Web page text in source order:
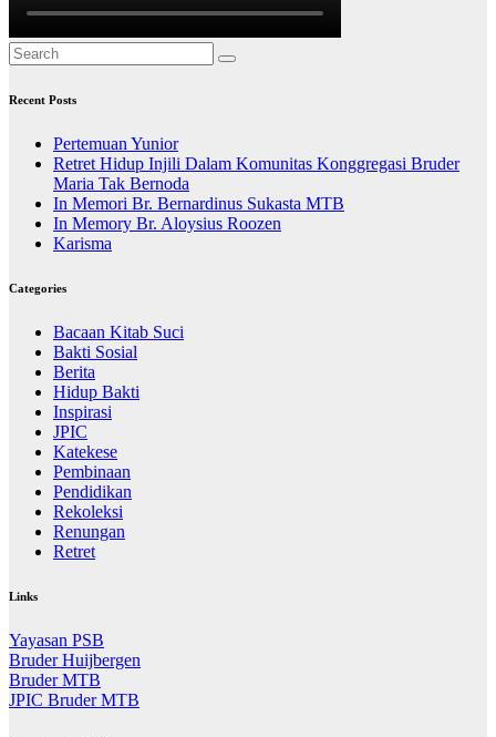
Recent Posts
Pertemuan Yunior
Retret Hidup Injili Dalam Komunitas Konggregasi Bruder
Maria Tak Bernoda
In Memori Br. Bernardinus Sukasta MTB
In Memory Br. Aloysius Roozen
Karisma
Categories
Bacaan Kitab Suci
Bakti Sosial
Berita
Hidup Bakti
Inspirasi
JPIC
Katekese
Pembinaan
Pendidikan
Rekoleksi
Renungan
Retret
Links
Yayasan PSB
Bruder Huijbergen
Bruder MTB
JPIC Bruder MTB